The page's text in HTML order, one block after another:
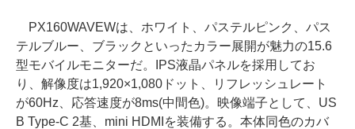
PX160WAVEWは、ホワイト、パステルピンク、パス
テルブルー、ブラックといったカラー展開が魅力の15.6
型モバイルモニターだ。IPS液晶パネルを採用してお
り、解像度は1,920×1,080ドット、リフレッシュレート
が60Hz、応答速度が8ms(中間色)。映像端子として、US
B Type-C 2基、mini HDMIを装備する。本体同色のカバ